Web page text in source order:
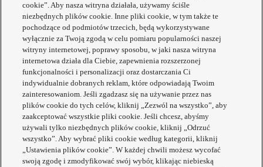
Dozownik
dodatków
Tryby
wypieku
cookie”. Aby nasza witryna działała, używamy ściśle
niezbędnych plików cookie. Inne pliki cookie, w tym także te
pochodzące od podmiotów trzecich, będą wykorzystywane
wyłącznie za Twoją zgodą w celu pomiaru popularności naszej
witryny internetowej, poprawy sposobu, w jaki nasza witryna
internetowa działa dla Ciebie, zapewnienia rozszerzonej
funkcjonalności i personalizacji oraz dostarczania Ci
indywidualnie dobranych reklam, które odpowiadają Twoim
zainteresowaniom. Jeśli zgadzasz się na używanie przez nas
plików cookie do tych celów, kliknij „Zezwól na wszystko”, aby
zaakceptować wszystkie pliki cookie. Jeśli chcesz, abyśmy
używali tylko niezbędnych plików cookie, kliknij „Odrzuć
wszystko”. Aby wybrać pliki cookie według kategorii, kliknij
„Ustawienia plików cookie”. W każdej chwili możesz wycofać
swoją zgodę i zmodyfikować swój wybór, klikając niebieską